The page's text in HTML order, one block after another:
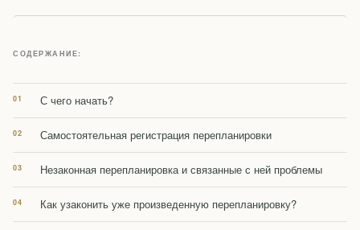
СОДЕРЖАНИЕ:
С чего начать?
Самостоятельная регистрация перепланировки
Незаконная перепланировка и связанные с ней проблемы
Как узаконить уже произведенную перепланировку?